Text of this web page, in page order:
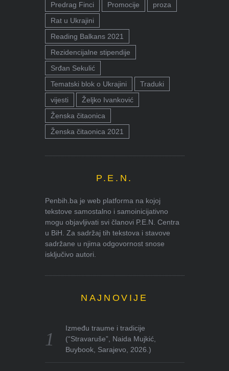
Predrag Finci
Promocije
proza
Rat u Ukrajini
Reading Balkans 2021
Rezidencijalne stipendije
Srđan Sekulić
Tematski blok o Ukrajini
Traduki
vijesti
Željko Ivanković
Ženska čitaonica
Ženska čitaonica 2021
P.E.N.
Penbih.ba je web platforma na kojoj
tekstove samostalno i samoinicijativno
mogu objavljivati svi članovi P.E.N. Centra
u BiH. Za sadržaj tih tekstova i stavove
sadržane u njima odgovornost snose
isključivo autori.
NAJNOVIJE
Između traume i tradicije
(“Stravaruše”, Naida Mujkić,
Buybook, Sarajevo, 2026.)